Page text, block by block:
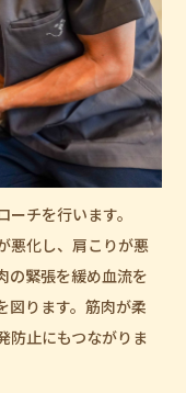
チを行います。
悪化し、肩こりが悪
の緊張を緩め血流を
図ります。筋肉が柔
防止にもつながりま